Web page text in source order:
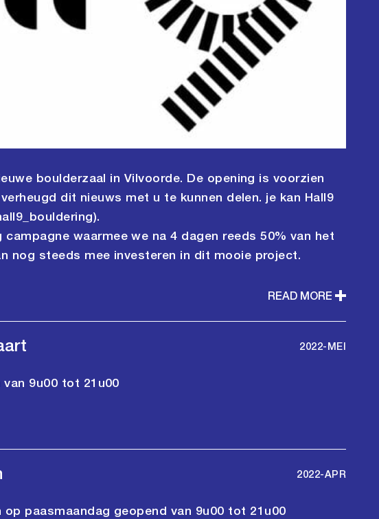
boulderzaal in Vilvoorde. De opening is voorzien
dit nieuws met u te kunnen delen. je kan Hall9
waarmee we na 4 dagen reeds 50% van het
nog steeds mee investeren in dit mooie project.
READ MORE
2022-MEI
9u00 tot 21u00
2022-APR
paasmaandag geopend van 9u00 tot 21u00